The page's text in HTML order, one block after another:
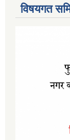
विषयगत